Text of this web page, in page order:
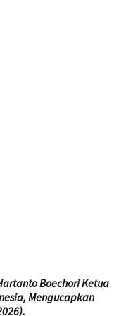
Hartanto Boechori Ketua
Mengucapkan